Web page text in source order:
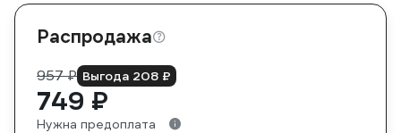
Распродажа
957 ₽ Выгода 208 ₽
749 ₽
Нужна предоплата